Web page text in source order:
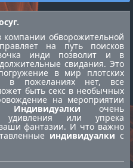
компании обворожительной
на путь поисков
инди позволит и в
свидания. Это
в мир плотских
в пожеланиях нет, все
быть секс в необычных
на мероприятии
Индивидуалки очень
или упрека
фантазии. И что важно
индивидуалки с